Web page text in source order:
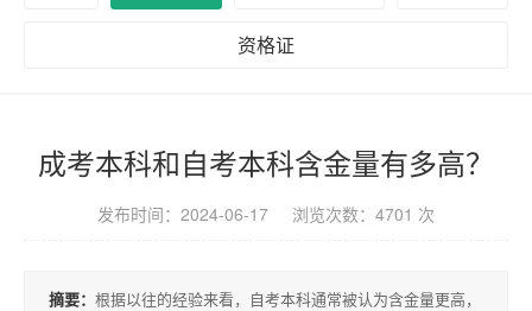
资格证
成考本科和自考本科含金量有多高？
发布时间：2024-06-17 浏览次数：4701 次
摘要： 根据以往的经验来看，自考本科通常被认为含金量更高，